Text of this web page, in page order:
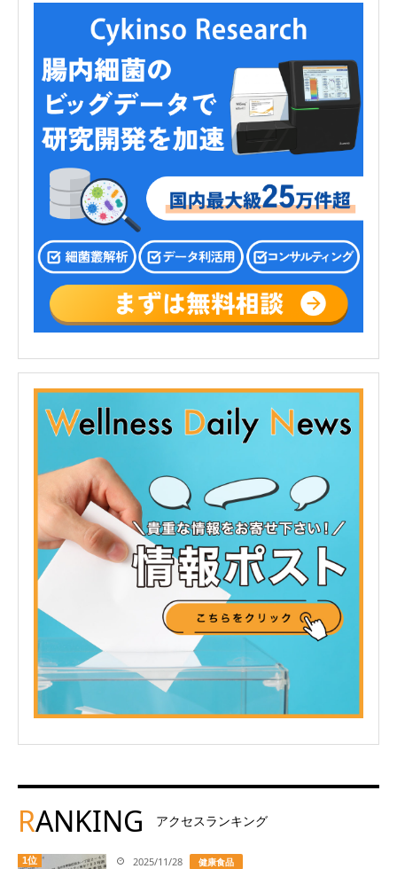
RANKING アクセスランキング
1位 2025/11/28 健康食品